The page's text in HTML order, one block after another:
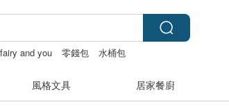
fairy and you 零錢包 水桶包
風格文具 居家餐廚